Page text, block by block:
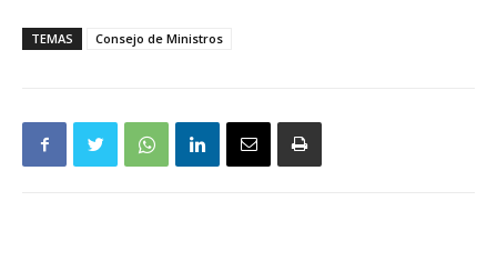
TEMAS Consejo de Ministros